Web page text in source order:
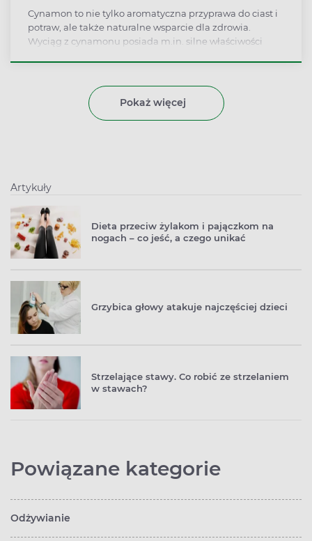
Cynamon to nie tylko aromatyczna przyprawa do ciast i
potraw, ale także naturalne wsparcie dla zdrowia.
Wyciąg z cynamonu posiada m.in. silne właściwości
poprawia krążenie i jest stosowany przy niektórych
schorzeniach oczu. Jakie działanie ma cynamon
Pokaż więcej
Artykuły
Dieta przeciw żylakom i pajączkom na
nogach – co jeść, a czego unikać
Grzybica głowy atakuje najczęściej dzieci
Strzelające stawy. Co robić ze strzelaniem
w stawach?
Powiązane kategorie
Odżywianie